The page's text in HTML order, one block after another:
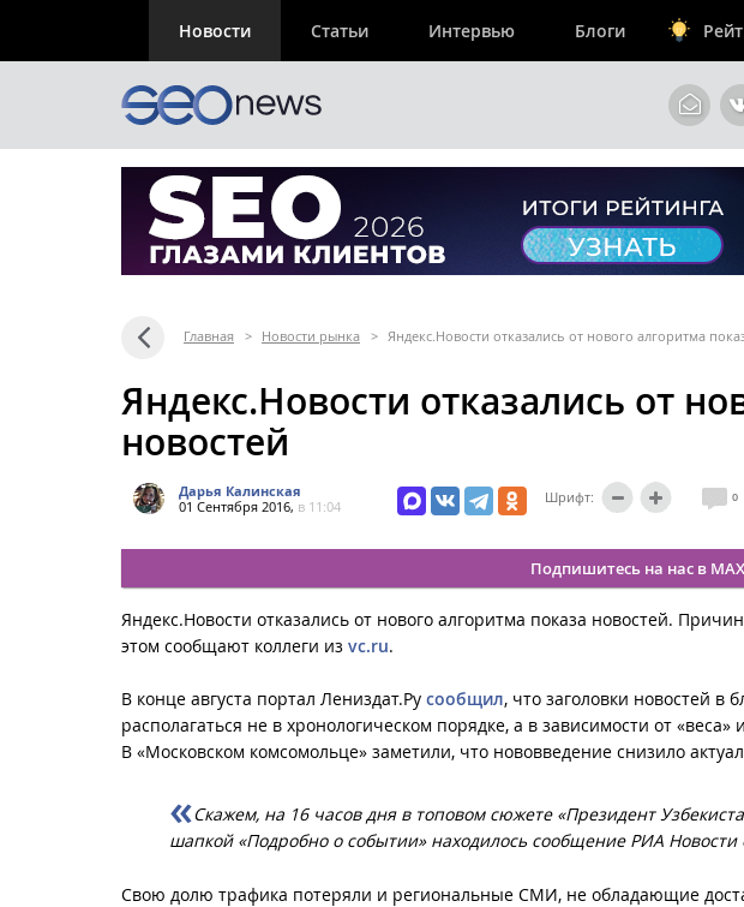
Новости Статьи Интервью Блоги
Главная > Новости рынка > Яндекс.Новости отказались от нового алгоритма
Яндекс.Новости отказались от
новостей
Дарья Калинская
01 Сентября 2016, в 11:04
Шрифт: 0
Подпишитесь на нас в MAX
Яндекс.Новости отказались от нового алгоритма показа новостей.
этом сообщают коллеги из vc.ru.
В конце августа портал Лениздат.Ру сообщил, что заголовки новостей в
располагаться не в хронологическом порядке, а в зависимости от «веса»
В «Московском комсомольце» заметили, что нововведение снизило
Скажем, на 16 часов дня в топовом сюжете «Президент
шапкой «Подробно о событии» находилось сообщение РИА
Свою долю трафика потеряли и региональные СМИ, не обладающие